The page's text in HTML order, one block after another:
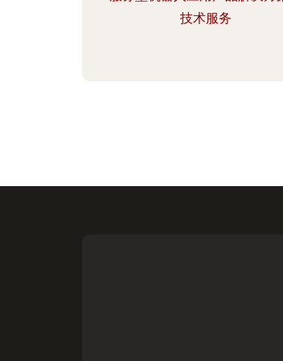
技术服务